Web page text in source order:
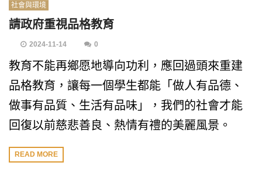
社會與環境
請政府重視品格教育
2024-11-14 0
教育不能再鄉愿地導向功利，應回過頭來重建
品格教育，讓每一個學生都能「做人有品德、
做事有品質、生活有品味」，我們的社會才能
回復以前慈悲善良、熱情有禮的美麗風景。
READ MORE